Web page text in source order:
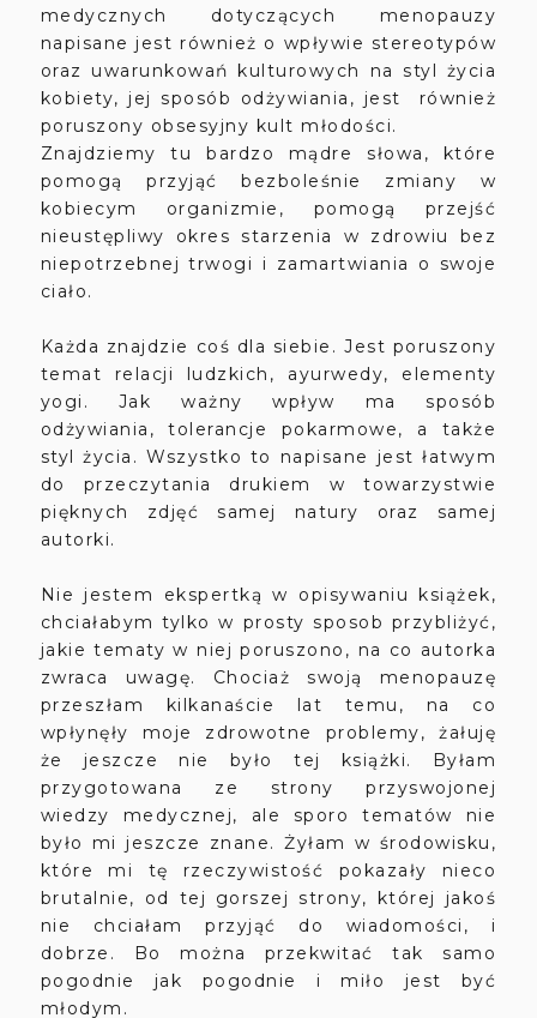
medycznych dotyczących menopauzy
napisane jest również o wpływie stereotypów
oraz uwarunkowań kulturowych na styl życia
kobiety, jej sposób odżywiania, jest również
poruszony obsesyjny kult młodości.
Znajdziemy tu bardzo mądre słowa, które
pomogą przyjąć bezboleśnie zmiany w
kobiecym organizmie, pomogą przejść
nieustępliwy okres starzenia w zdrowiu bez
niepotrzebnej trwogi i zamartwiania o swoje
ciało.
Każda znajdzie coś dla siebie. Jest poruszony
temat relacji ludzkich, ayurwedy, elementy
yogi. Jak ważny wpływ ma sposób
odżywiania, tolerancje pokarmowe, a także
styl życia. Wszystko to napisane jest łatwym
do przeczytania drukiem w towarzystwie
pięknych zdjęć samej natury oraz samej
autorki.
Nie jestem ekspertką w opisywaniu książek,
chciałabym tylko w prosty sposob przybliżyć,
jakie tematy w niej poruszono, na co autorka
zwraca uwagę. Chociaż swoją menopauzę
przeszłam kilkanaście lat temu, na co
wpłynęły moje zdrowotne problemy, żałuję
że jeszcze nie było tej książki. Byłam
przygotowana ze strony przyswojonej
wiedzy medycznej, ale sporo tematów nie
było mi jeszcze znane. Żyłam w środowisku,
które mi tę rzeczywistość pokazały nieco
brutalnie, od tej gorszej strony, której jakoś
nie chciałam przyjąć do wiadomości, i
dobrze. Bo można przekwitać tak samo
pogodnie jak pogodnie i miło jest być
młodym.